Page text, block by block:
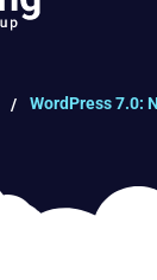
WordPress 7.0: